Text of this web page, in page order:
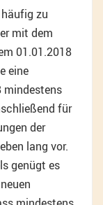
zu
mit dem
01.01.2018
eine
mindestens
für
der
lang vor.
genügt es